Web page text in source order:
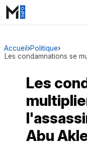
Accueil ›Politique›
Les condamnations se
Les
Abu